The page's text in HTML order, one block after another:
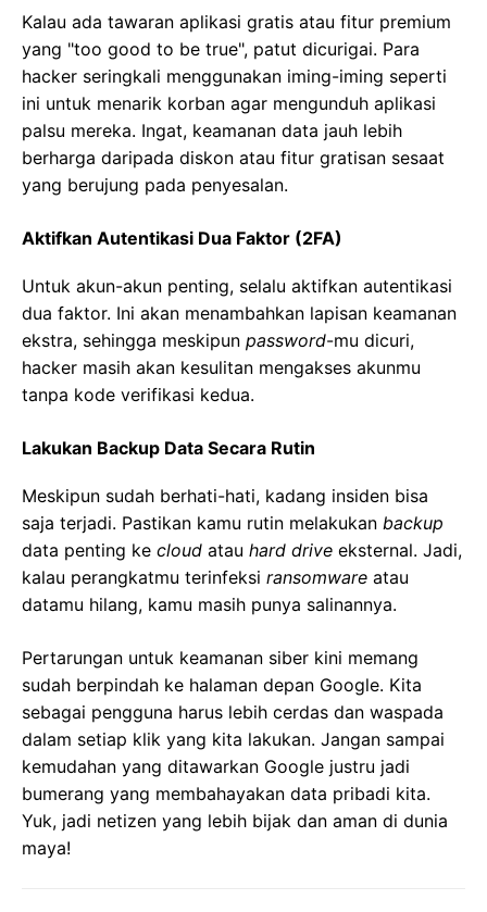
Kalau ada tawaran aplikasi gratis atau fitur premium
yang "too good to be true", patut dicurigai. Para
hacker seringkali menggunakan iming-iming seperti
ini untuk menarik korban agar mengunduh aplikasi
palsu mereka. Ingat, keamanan data jauh lebih
berharga daripada diskon atau fitur gratisan sesaat
yang berujung pada penyesalan.
Aktifkan Autentikasi Dua Faktor (2FA)
Untuk akun-akun penting, selalu aktifkan autentikasi
dua faktor. Ini akan menambahkan lapisan keamanan
ekstra, sehingga meskipun password-mu dicuri,
hacker masih akan kesulitan mengakses akunmu
tanpa kode verifikasi kedua.
Lakukan Backup Data Secara Rutin
Meskipun sudah berhati-hati, kadang insiden bisa
saja terjadi. Pastikan kamu rutin melakukan backup
data penting ke cloud atau hard drive eksternal. Jadi,
kalau perangkatmu terinfeksi ransomware atau
datamu hilang, kamu masih punya salinannya.
Pertarungan untuk keamanan siber kini memang
sudah berpindah ke halaman depan Google. Kita
sebagai pengguna harus lebih cerdas dan waspada
dalam setiap klik yang kita lakukan. Jangan sampai
kemudahan yang ditawarkan Google justru jadi
bumerang yang membahayakan data pribadi kita.
Yuk, jadi netizen yang lebih bijak dan aman di dunia
maya!